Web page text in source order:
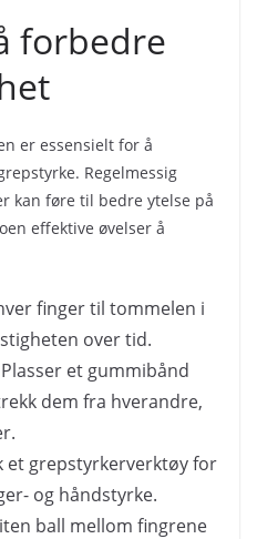
forbedre
er essensielt for å
Regelmessig
kan føre til bedre ytelse på
effektive øvelser å
finger til tommelen i
over tid.
Plasser et gummibånd
dem fra hverandre,
et grepstyrkerverktøy for
og håndstyrke.
ball mellom fingrene